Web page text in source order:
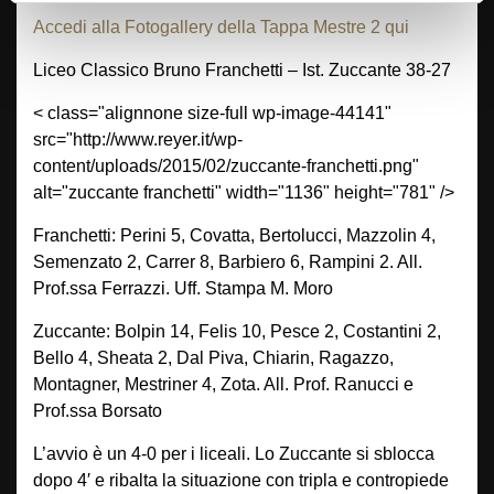
Accedi alla Fotogallery della Tappa Mestre 2 qui
Liceo Classico Bruno Franchetti – Ist. Zuccante 38-27
< class="alignnone size-full wp-image-44141"
src="http://www.reyer.it/wp-
content/uploads/2015/02/zuccante-franchetti.png"
alt="zuccante franchetti" width="1136" height="781" />
Franchetti: Perini 5, Covatta, Bertolucci, Mazzolin 4,
Semenzato 2, Carrer 8, Barbiero 6, Rampini 2. All.
Prof.ssa Ferrazzi. Uff. Stampa M. Moro
Zuccante: Bolpin 14, Felis 10, Pesce 2, Costantini 2,
Bello 4, Sheata 2, Dal Piva, Chiarin, Ragazzo,
Montagner, Mestriner 4, Zota. All. Prof. Ranucci e
Prof.ssa Borsato
L’avvio è un 4-0 per i liceali. Lo Zuccante si sblocca
dopo 4′ e ribalta la situazione con tripla e contropiede